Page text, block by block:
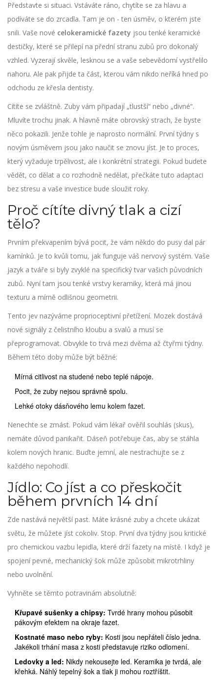
Představte si situaci. Vstáváte ráno, chytíte se za hlavu a
podíváte se do zrcadla. Tam je on - ten úsměv, o kterém jste
snili. Vaše nové celokeramické fazety jsou tenké keramické
destičky, které se přilepí na přední stranu zubů pro dokonalý
vzhled. Vyzerají skvěle, lesknou se a vaše sebevědomí vystřelilo
nahoru. Ale pak přijde ta část, kterou vám nikdo neříká hned po
odchodu ze křesla dentisty.
Cítíte se zvláštně. Zuby vám připadají „tlustší“ nebo „divné“.
Mluvíte trochu jinak. A hlavně máte obrovský strach, že byste
něco pokazili. Jenže tohle je naprosto normální. První týdny s
novým úsměvem jsou jako naučit se znovu jíst. Je to proces,
který vyžaduje trpělivost, ale i konkrétní strategii. Pokud budete
vědět, co dělat a co rozhodně nedělat, přečkáte tuto adaptaci
bez stresu a vaše investice bude sloužit roky.
Proč cítíte divný tlak a cizí
tělo?
Prvním překvapením bývá pocit, že vám někdo do pusy dal pár
kamínků. Je to kvůli tomu, jak funguje váš nervový systém. Vaše
jazyk a tváře si byly zvyklé na specifický tvar vašich původních
zubů. Nyní tam jsou tenké vrstvy keramiky, která má jinou
texturu a mírně odlišnou geometrii.
Tento jev nazýváme proprioceptivní přetížení. Mozek dostává
nové signály z čelistního kloubu a svalů a musí se
přeprogramovat. Obvykle to trvá mezi dvěma až čtyřmi týdny.
Během této doby může být běžné:
Mírná citlivost na studené nebo teplé nápoje.
Pocit, že zuby nejsou správně spolu.
Lehké otoky dásňového lemu kolem fazet.
Nenechte se zmást. Pokud vám lékař ověřil souhlás (skus),
nemáte důvod panikařit. Dáseň potřebuje čas, aby se stáhla
kolem nových hranic. Buďte jemní, ale nestrachujte se z
každého nepohodlí.
Jídlo: Co jíst a co přeskočit
během prvních 14 dní
Zde nastává největší past. Máte krásné zuby a chcete ukázat
světu, že můžete jíst cokoliv. Stop. První dva týdny jsou kritické
pro chemickou vazbu lepidla, které drží fazety na místě. I když je
spojení pevné, mechanický šok může způsobit mikrotrhliny
nebo uvolnění.
Vyhněte se těmto potravinám absolutně:
Křupavé sušenky a chipsy: Tvrdé hrany mohou působit
pákovým efektem na okraje fazet.
Kostnaté maso nebo ryby: Kosti jsou nepřáteli číslo jedna.
Jakékoli trhání masa z kosti představuje riziko odlomení.
Ledovky a led: Nikdy nekousejte led. Keramika je tvrdá, ale
křehká. Náhlý tepelný šok a tlak ji mohou roztříštit.